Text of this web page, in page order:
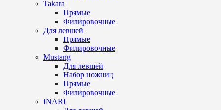
Takara
Прямые
Филировочные
Для левшей
Прямые
Филировочные
Mustang
Для левшей
Набор ножниц
Прямые
Филировочные
INARI